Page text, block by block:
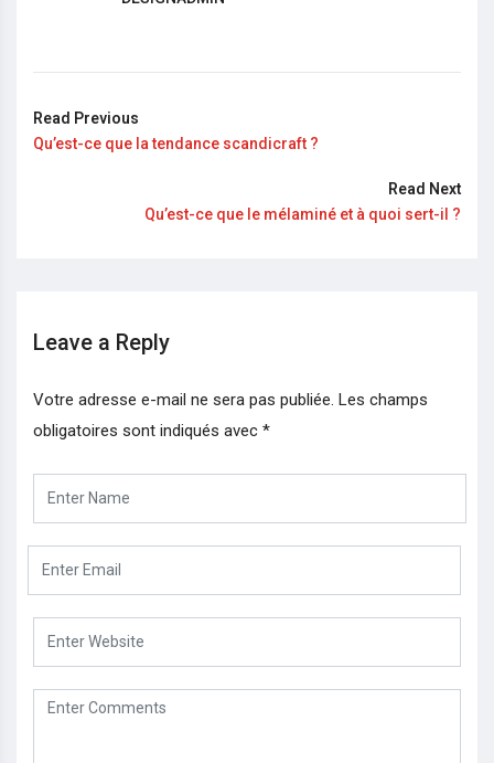
Read Previous
Qu’est-ce que la tendance scandicraft ?
Read Next
Qu’est-ce que le mélaminé et à quoi sert-il ?
Leave a Reply
Votre adresse e-mail ne sera pas publiée. Les champs
obligatoires sont indiqués avec *